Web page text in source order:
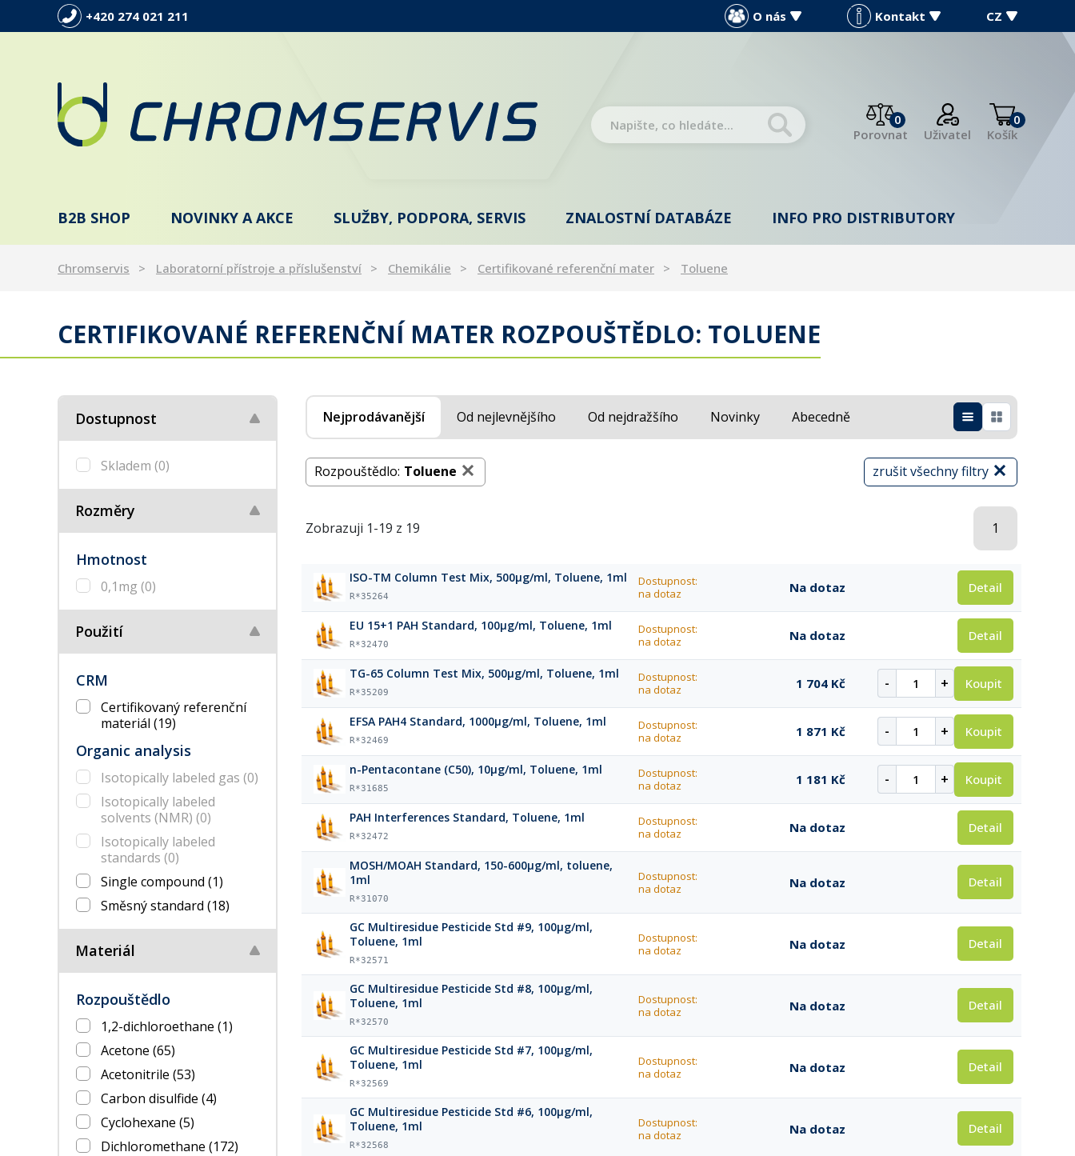
+420 274 021 211 O nás Kontakt CZ
0
Porovnat
Uživatel
0
Košík
B2B SHOP NOVINKY A AKCE SLUŽBY, PODPORA, SERVIS ZNALOSTNÍ DATABÁZE INFO PRO DISTRIBUTORY
Chromservis Laboratorní přístroje a příslušenství Chemikálie Certifikované referenční mater Toluene
CERTIFIKOVANÉ REFERENČNÍ MATER ROZPOUŠTĚDLO: TOLUENE
Dostupnost
Skladem (0)
Rozměry
Hmotnost
0,1mg (0)
Použití
CRM
Certifikovaný referenční
materiál (19)
Organic analysis
Isotopically labeled gas (0)
Isotopically labeled
solvents (NMR) (0)
Isotopically labeled
standards (0)
Single compound (1)
Směsný standard (18)
Materiál
Rozpouštědlo
1,2-dichloroethane (1)
Acetone (65)
Acetonitrile (53)
Carbon disulfide (4)
Cyclohexane (5)
Dichloromethane (172)
Nejprodávanější Od nejlevnějšího Od nejdražšího Novinky Abecedně
zrušit všechny filtry
Rozpouštědlo: Toluene
Zobrazuji 1-19 z 19 1
ISO-TM Column Test Mix, 500μg/ml, Toluene, 1ml
R*35264
Dostupnost:
na dotaz
Na dotaz Detail
EU 15+1 PAH Standard, 100µg/ml, Toluene, 1ml
R*32470
Dostupnost:
na dotaz
Na dotaz Detail
TG-65 Column Test Mix, 500µg/ml, Toluene, 1ml
R*35209
Dostupnost:
na dotaz
1 704 Kč - + Koupit
EFSA PAH4 Standard, 1000µg/ml, Toluene, 1ml
R*32469
Dostupnost:
na dotaz
1 871 Kč - + Koupit
n-Pentacontane (C50), 10µg/ml, Toluene, 1ml
R*31685
Dostupnost:
na dotaz
1 181 Kč - + Koupit
PAH Interferences Standard, Toluene, 1ml
R*32472
Dostupnost:
na dotaz
Na dotaz Detail
MOSH/MOAH Standard, 150-600µg/ml, toluene,
1ml
R*31070
Dostupnost:
na dotaz
Na dotaz Detail
GC Multiresidue Pesticide Std #9, 100µg/ml,
Toluene, 1ml
R*32571
Dostupnost:
na dotaz
Na dotaz Detail
GC Multiresidue Pesticide Std #8, 100µg/ml,
Toluene, 1ml
R*32570
Dostupnost:
na dotaz
Na dotaz Detail
GC Multiresidue Pesticide Std #7, 100µg/ml,
Toluene, 1ml
R*32569
Dostupnost:
na dotaz
Na dotaz Detail
GC Multiresidue Pesticide Std #6, 100µg/ml,
Toluene, 1ml
R*32568
Dostupnost:
na dotaz
Na dotaz Detail